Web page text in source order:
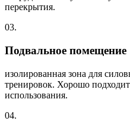
перекрытия.
03.
Подвальное помещение
изолированная зона для
тренировок. Хорошо
использования.
04.